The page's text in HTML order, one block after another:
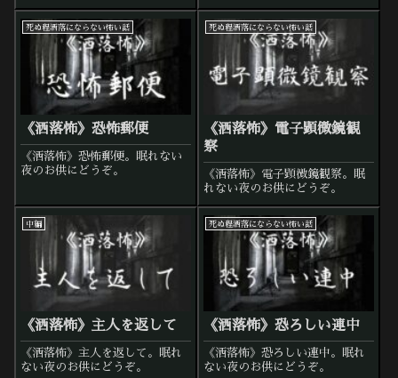
死ぬ程洒落にならない怖い話
《洒落怖》恐怖郵便
《洒落怖》恐怖郵便。眠れない
夜のお供にどうぞ。
死ぬ程洒落にならない怖い話
《洒落怖》電子顕微鏡観
察
《洒落怖》電子顕微鏡観察。眠
れない夜のお供にどうぞ。
中編
《洒落怖》主人を返して
《洒落怖》主人を返して。眠れ
ない夜のお供にどうぞ。
死ぬ程洒落にならない怖い話
《洒落怖》恐ろしい連中
《洒落怖》恐ろしい連中。眠れ
ない夜のお供にどうぞ。